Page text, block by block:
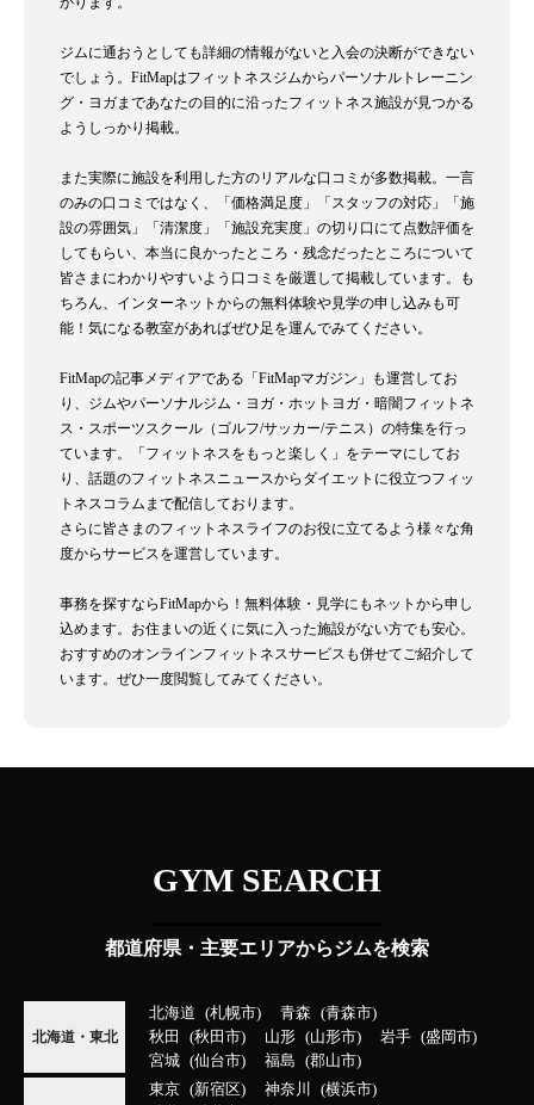
ジムに通おうとしても詳細の情報がないと入会の決断ができない
でしょう。FitMapはフィットネスジムからパーソナルトレーニン
グ・ヨガまであなたの目的に沿ったフィットネス施設が見つかる
ようしっかり掲載。
また実際に施設を利用した方のリアルな口コミが多数掲載。一言
のみの口コミではなく、「価格満足度」「スタッフの対応」「施
設の雰囲気」「清潔度」「施設充実度」の切り口にて点数評価を
してもらい、本当に良かったところ・残念だったところについて
皆さまにわかりやすいよう口コミを厳選して掲載しています。も
ちろん、インターネットからの無料体験や見学の申し込みも可
能！気になる教室があればぜひ足を運んでみてください。
FitMapの記事メディアである「FitMapマガジン」も運営してお
り、ジムやパーソナルジム・ヨガ・ホットヨガ・暗闇フィットネ
ス・スポーツスクール（ゴルフ/サッカー/テニス）の特集を行っ
ています。「フィットネスをもっと楽しく」をテーマにしてお
り、話題のフィットネスニュースからダイエットに役立つフィッ
トネスコラムまで配信しております。
さらに皆さまのフィットネスライフのお役に立てるよう様々な角
度からサービスを運営しています。
事務を探すならFitMapから！無料体験・見学にもネットから申し
込めます。お住まいの近くに気に入った施設がない方でも安心。
おすすめのオンラインフィットネスサービスも併せてご紹介して
います。ぜひ一度閲覧してみてください。
GYM SEARCH
都道府県・主要エリアからジムを検索
北海道・東北
北海道 札幌市 青森
青森市
秋田
秋田市 山形 山形市 岩手
盛岡市
宮城
仙台市 福島 郡山市
東京 新宿区 神奈川
横浜市